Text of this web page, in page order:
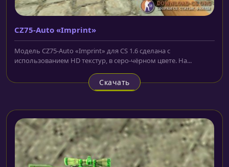
CZ75-Auto «Imprint»
Модель CZ75-Auto «Imprint» для CS 1.6 сделана с
использованием HD текстур, в серо-чёрном цвете. На...
Скачать